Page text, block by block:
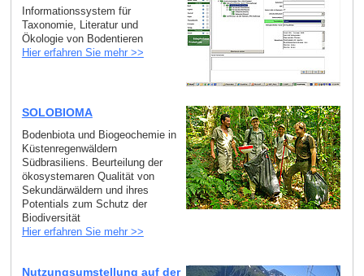
Informationssystem für
Taxonomie, Literatur und
Ökologie von Bodentieren
Hier erfahren Sie mehr >>
SOLOBIOMA
Bodenbiota und Biogeochemie in
Küstenregenwäldern
Südbrasiliens. Beurteilung der
ökosystemaren Qualität von
Sekundärwäldern und ihres
Potentials zum Schutz der
Biodiversität
Hier erfahren Sie mehr >>
Nutzungsumstellung auf der